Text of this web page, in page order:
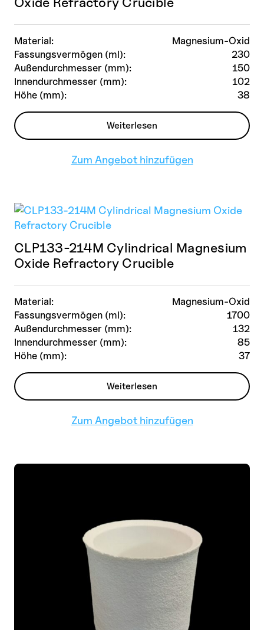
Material:
Magnesium-Oxid
Fassungsvermögen (ml):
230
Außendurchmesser (mm):
150
Innendurchmesser (mm):
102
Höhe (mm):
38
Weiterlesen
Zum Angebot hinzufügen
Material:
Magnesium-Oxid
Fassungsvermögen (ml):
1700
Außendurchmesser (mm):
132
Innendurchmesser (mm):
85
Höhe (mm):
37
CLP133-214M Cylindrical Magnesium
Oxide Refractory Crucible
Weiterlesen
Zum Angebot hinzufügen